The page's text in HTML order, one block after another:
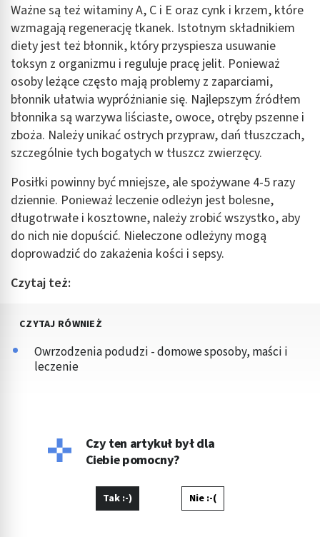
Ważne są też witaminy A, C i E oraz cynk i krzem, które
wzmagają regenerację tkanek. Istotnym składnikiem
diety jest też błonnik, który przyspiesza usuwanie
toksyn z organizmu i reguluje pracę jelit. Ponieważ
osoby leżące często mają problemy z zaparciami,
błonnik ułatwia wypróżnianie się. Najlepszym źródłem
błonnika są warzywa liściaste, owoce, otręby pszenne i
zboża. Należy unikać ostrych przypraw, dań tłuszczach,
szczególnie tych bogatych w tłuszcz zwierzęcy.
Posiłki powinny być mniejsze, ale spożywane 4-5 razy
dziennie. Ponieważ leczenie odleżyn jest bolesne,
długotrwałe i kosztowne, należy zrobić wszystko, aby
do nich nie dopuścić. Nieleczone odleżyny mogą
doprowadzić do zakażenia kości i sepsy.
Czytaj też:
CZYTAJ RÓWNIEŻ
Owrzodzenia podudzi - domowe sposoby, maści i
leczenie
Czy ten artykuł był dla
Ciebie pomocny?
Tak :-) Nie :-(